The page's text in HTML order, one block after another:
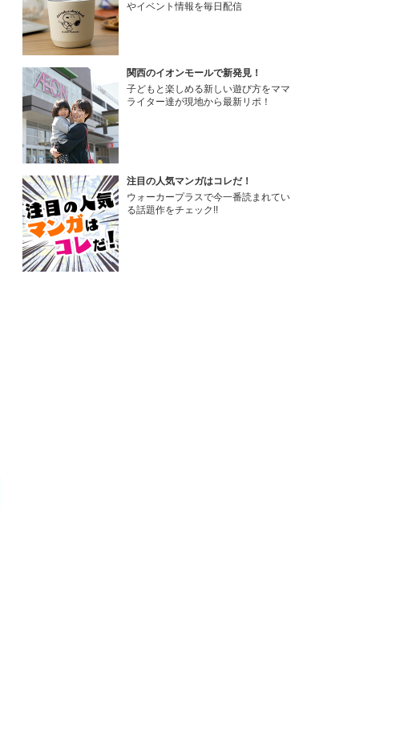
やイベント情報を毎日配信
関西のイオンモールで新発見！
子どもと楽しめる新しい遊び方をママ
ライター達が現地から最新リポ！
注目の人気マンガはコレだ！
ウォーカープラスで今一番読まれてい
る話題作をチェック!!